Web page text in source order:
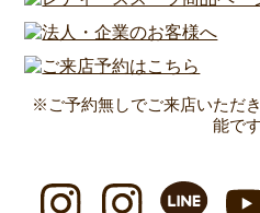
※ご予約無しでご来店いただ
能です